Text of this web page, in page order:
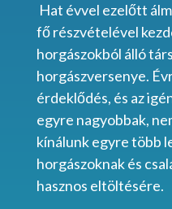
Hat évvel ezelőtt
fő részvételével
horgászokból álló
horgászversenye.
érdeklődés, és az
egyre nagyobbak,
kínálunk egyre több
horgászoknak és
hasznos eltöltésére.